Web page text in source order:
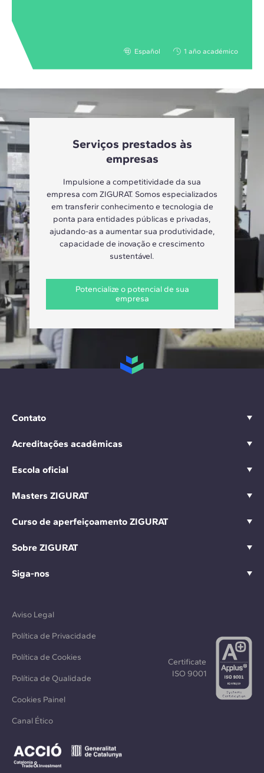
Español 1 año académico
Serviços prestados às
empresas
Impulsione a competitividade da sua
empresa com ZIGURAT. Somos especializados
em transferir conhecimento e tecnologia de
ponta para entidades públicas e privadas,
ajudando-as a aumentar sua produtividade,
capacidade de inovação e crescimento
sustentável.
Potencialize o potencial de sua
empresa
Contato
Acreditações acadêmicas
Escola oficial
Masters ZIGURAT
Curso de aperfeiçoamento ZIGURAT
Sobre ZIGURAT
Siga-nos
Aviso Legal
Política de Privacidade
Política de Cookies
Política de Qualidade
Cookies Painel
Canal Ético
Certificate
ISO 9001